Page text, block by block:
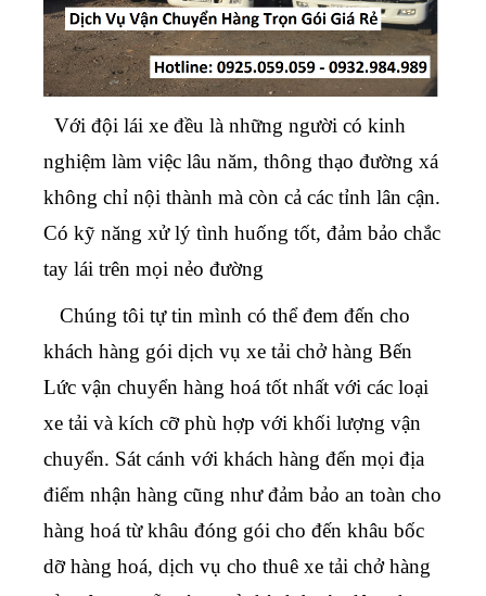
Với đội lái xe đều là những người có kinh
nghiệm làm việc lâu năm, thông thạo đường xá
không chỉ nội thành mà còn cả các tỉnh lân cận.
Có kỹ năng xử lý tình huống tốt, đảm bảo chắc
tay lái trên mọi nẻo đường
Chúng tôi tự tin mình có thể đem đến cho
khách hàng gói dịch vụ xe tải chở hàng Bến
Lức vận chuyển hàng hoá tốt nhất với các loại
xe tải và kích cỡ phù hợp với khối lượng vận
chuyển. Sát cánh với khách hàng đến mọi địa
điểm nhận hàng cũng như đảm bảo an toàn cho
hàng hoá từ khâu đóng gói cho đến khâu bốc
dỡ hàng hoá, dịch vụ cho thuê xe tải chở hàng